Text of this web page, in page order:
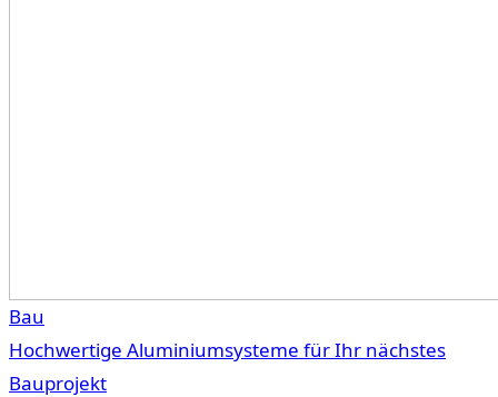
Bau
Hochwertige Aluminiumsysteme für Ihr nächstes
Bauprojekt